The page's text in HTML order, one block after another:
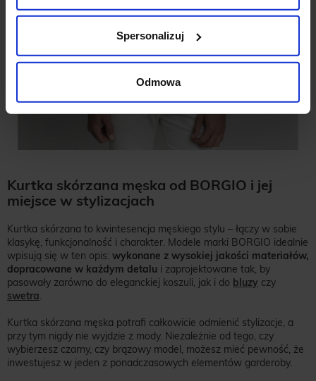
Spersonalizuj
Odmowa
Kurtka skórzana męska od BORGIO i jej
miejsce w stylizacjach
Kurtka skórzana to kwintesencja męskiego stylu – łączy w sobie
klasykę, funkcjonalność i charakter. Modele marki BORGIO idealnie
wpisują się w ten opis: wykonane z wysokiej jakości materiałów,
dopracowane w każdym detalu i zaprojektowane tak, by
pasowały zarówno do eleganckiej koszuli, jak i do bluzy czy
swetra.
Kurtka skórzana męska potrafi całkowicie odmienić stylizacje, a
przy tym nigdy nie wyjdzie z mody. Niezależnie od tego, czy
wybierzesz czarny, czy brązowy model, możesz mieć pewność, że
inwestujesz w jeden z ponadczasowych elementów garderoby.